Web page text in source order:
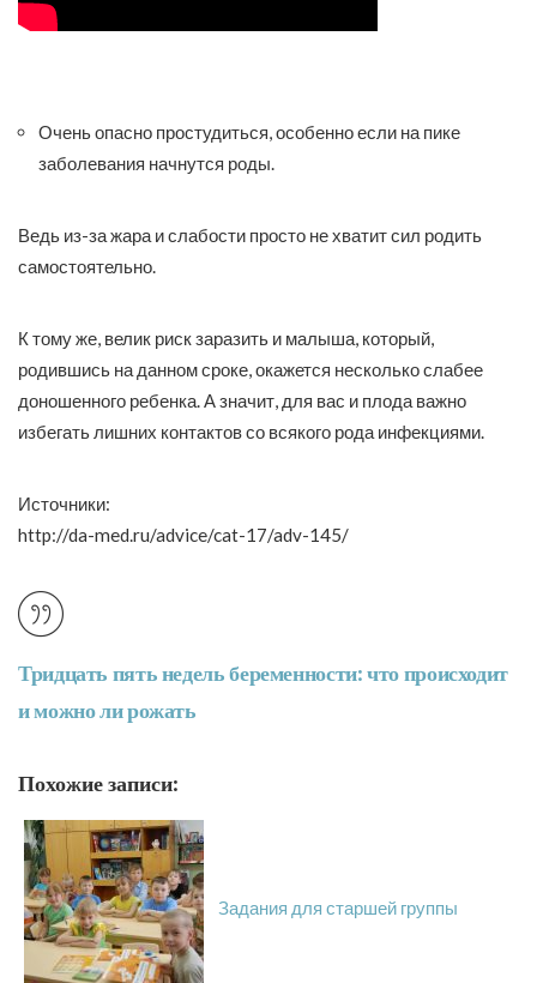
Очень опасно простудиться, особенно если на пике
заболевания начнутся роды.
Ведь из-за жара и слабости просто не хватит сил родить
самостоятельно.
К тому же, велик риск заразить и малыша, который,
родившись на данном сроке, окажется несколько слабее
доношенного ребенка. А значит, для вас и плода важно
избегать лишних контактов со всякого рода инфекциями.
Источники:
http://da-med.ru/advice/cat-17/adv-145/
Тридцать пять недель беременности: что происходит
и можно ли рожать
Похожие записи:
Задания для старшей группы